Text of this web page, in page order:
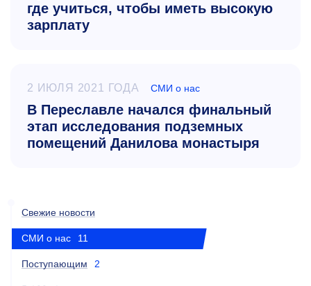
где учиться, чтобы иметь высокую
зарплату
2 ИЮЛЯ 2021 ГОДА СМИ о нас
В Переславле начался финальный
этап исследования подземных
помещений Данилова монастыря
Свежие новости
СМИ о нас 11
Поступающим 2